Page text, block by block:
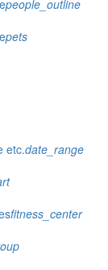
people_outline
pets
etc.date_range
fitness_center